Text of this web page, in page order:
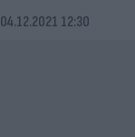
04.12.2021 12:30